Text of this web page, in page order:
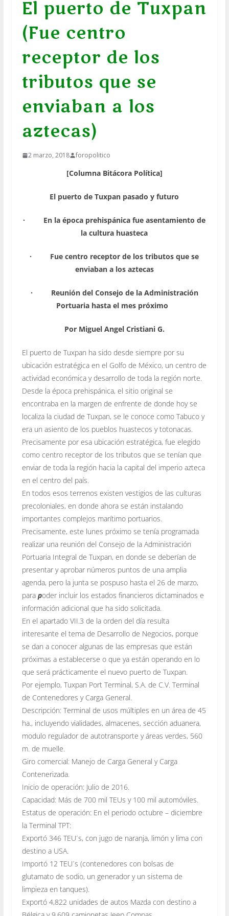
El puerto de Tuxpan
(Fue centro
receptor de los
tributos que se
enviaban a los
aztecas)
2 marzo, 2018 foropolitico
[Columna Bitácora Política]
El puerto de Tuxpan pasado y futuro
· En la época prehispánica fue asentamiento de
la cultura huasteca
· Fue centro receptor de los tributos que se
enviaban a los aztecas
· Reunión del Consejo de la Administración
Portuaria hasta el mes próximo
Por Miguel Angel Cristiani G.
El puerto de Tuxpan ha sido desde siempre por su
ubicación estratégica en el Golfo de México, un centro de
actividad económica y desarrollo de toda la región norte.
Desde la época prehispánica, el sitio original se
encontraba en la margen de enfrente de donde hoy se
localiza la ciudad de Tuxpan, se le conoce como Tabuco y
era un asiento de los pueblos huastecos y totonacas.
Precisamente por esa ubicación estratégica, fue elegido
como centro receptor de los tributos que se tenían que
enviar de toda la región hacia la capital del imperio azteca
en el centro del país.
En todos esos terrenos existen vestigios de las culturas
precoloniales, en donde ahora se están instalando
importantes complejos marítimo portuarios.
Precisamente, este lunes próximo se tenía programada
realizar una reunión del Consejo de la Administración
Portuaria Integral de Tuxpan, en donde se deberían de
presentar y aprobar números puntos de una amplia
agenda, pero la junta se pospuso hasta el 26 de marzo,
parapoder incluir los estados financieros dictaminados e
información adicional que ha sido solicitada.
En el apartado VII.3 de la orden del día resulta
interesante el tema de Desarrollo de Negocios, porque
se dan a conocer algunas de las empresas que están
próximas a establecerse o que ya están operando en lo
que será prácticamente el nuevo puerto de Tuxpan.
Por ejemplo, Tuxpan Port Terminal, S.A. de C.V. Terminal
de Contenedores y Carga General.
Descripción: Terminal de usos múltiples en un área de 45
ha., incluyendo vialidades, almacenes, sección aduanera,
modulo regulador de autotransporte y áreas verdes, 560
m. de muelle.
Giro comercial: Manejo de Carga General y Carga
Contenerizada.
Inicio de operación: Julio de 2016.
Capacidad: Más de 700 mil TEUs y 100 mil automóviles.
Estatus de operación: En el periodo octubre – diciembre
la Terminal TPT:
Exportó 346 TEU´s, con jugo de naranja, limón y lima con
destino a USA.
Importó 12 TEU´s (contenedores con bolsas de
glutamato de sodio, un generador y un sistema de
limpieza en tanques).
Exportó 4,822 unidades de autos Mazda con destino a